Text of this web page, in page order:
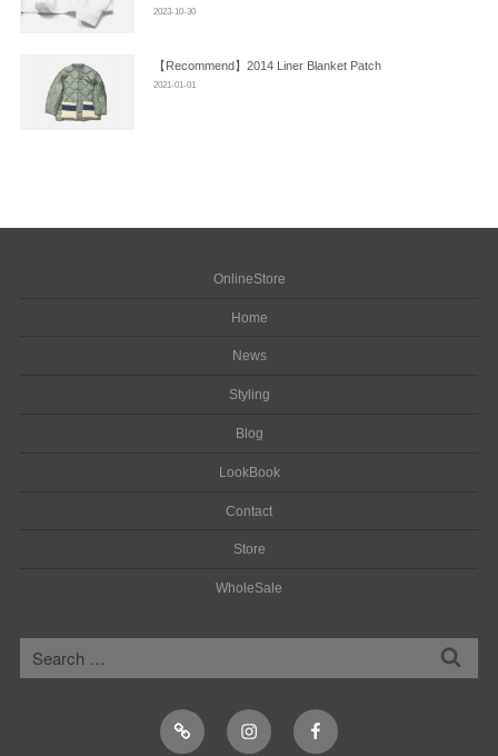
2023-10-30
【Recommend】2014 Liner Blanket Patch
2021-01-01
OnlineStore
Home
News
Styling
Blog
LookBook
Contact
Store
WholeSale
Online
Shop
InstagramFacebook